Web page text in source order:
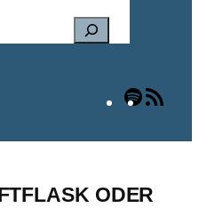
Spotify
ODER